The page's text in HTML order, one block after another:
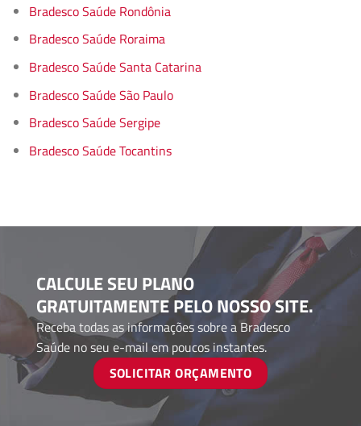
Bradesco Saúde Rondônia
Bradesco Saúde Roraima
Bradesco Saúde Santa Catarina
Bradesco Saúde São Paulo
Bradesco Saúde Sergipe
Bradesco Saúde Tocantins
CALCULE SEU PLANO
GRATUITAMENTE PELO NOSSO SITE.
Receba todas as informações sobre a Bradesco
Saúde no seu e-mail em poucos instantes.
SOLICITAR ORÇAMENTO